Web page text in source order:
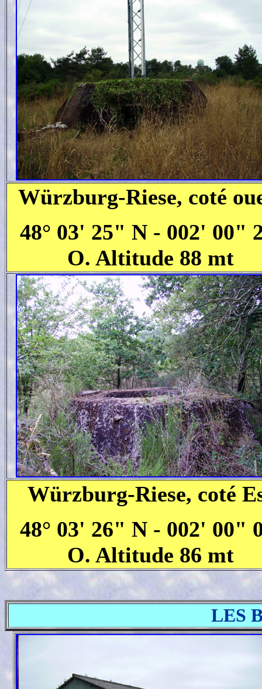
Würzburg-Riese, coté
48° 03' 25" N - 002' 00"
O. Altitude 88 mt
Würzburg-Riese, coté
48° 03' 26" N - 002' 00"
O. Altitude 86 mt
LES